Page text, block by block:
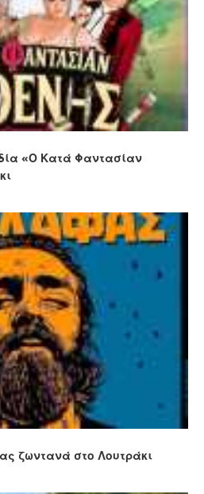
«Ο Κατά Φαντασίαν
ζωντανά στο Λουτράκι